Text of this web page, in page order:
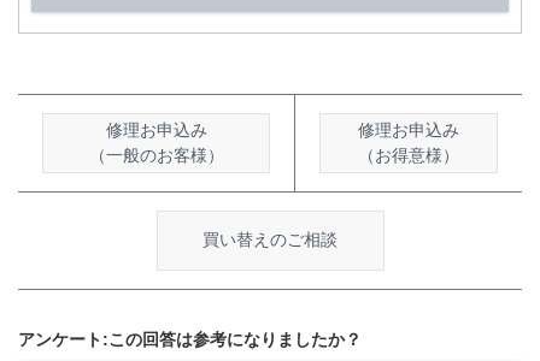
修理お申込み
（一般のお客様）
修理お申込み
（お得意様）
買い替えのご相談
アンケート:この回答は参考になりましたか？